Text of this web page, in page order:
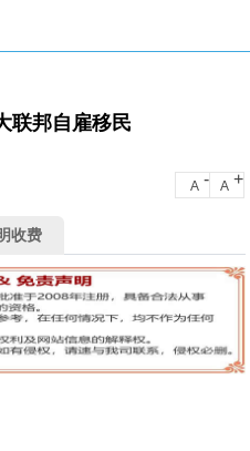
联邦自雇移民
A - A +
收费